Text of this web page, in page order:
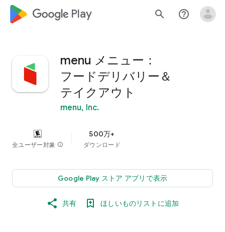
google_logo Play search help_outline
menu メニュー：
フードデリバリー＆
テイクアウト
menu, Inc.
全ユーザー対象 info
500万+
ダウンロード
Google Play ストア アプリで表示
共有 ほしいものリストに追加